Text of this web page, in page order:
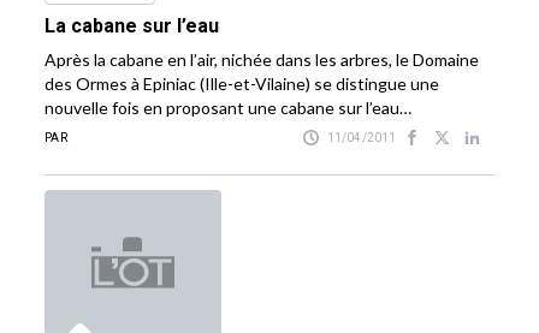
La cabane sur l’eau
Après la cabane en l’air, nichée dans les arbres, le Domaine
des Ormes à Epiniac (Ille-et-Vilaine) se distingue une
nouvelle fois en proposant une cabane sur l’eau…
PAR 11/04/2011